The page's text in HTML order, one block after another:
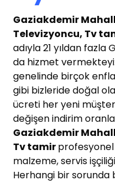
Gaziakdemir
Televizyoncu, Tv
adıyla 21 yıldan
da hizmet
genelinde birçok
gibi bizleride doğal
ücreti her yeni
değişen indirim
Gaziakdemir
Tv tamir
malzeme, servis
Herhangi bir